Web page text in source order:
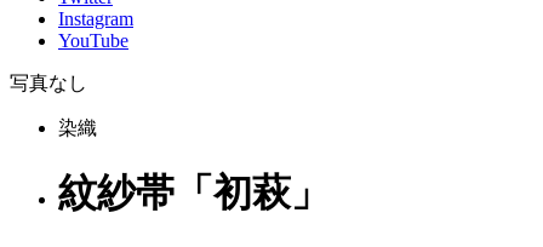
Instagram
YouTube
写真なし
染織
紋紗帯「初萩」